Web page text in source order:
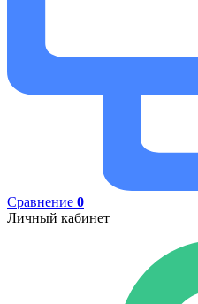
Сравнение 0
Личный кабинет